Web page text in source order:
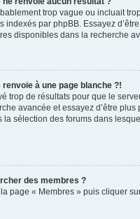
trop vague ou incluait
indexés par phpBB. Essayez
disponibles dans la recherche
à une page blanche ?!
trop de résultats pour que le
avancée et essayez d’être plus
la sélection des forums dans
des membres ?
page « Membres » puis cliquer